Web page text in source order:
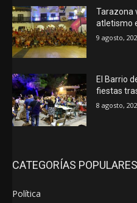
Tarazona
atletismo
9 agosto,
El Barrio
fiestas
8 agosto,
CATEGORÍAS POPULARES
Política